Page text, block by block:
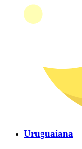
Uruguaiana